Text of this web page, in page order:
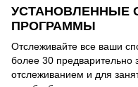
УСТАНОВЛЕННЫЕ
ПРОГРАММЫ
Отслеживайте все ваши
более 30 предварительно
отслеживанием и для